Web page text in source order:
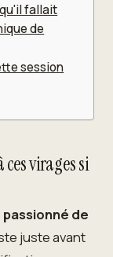
fallait
de
session
virages si
de
juste avant